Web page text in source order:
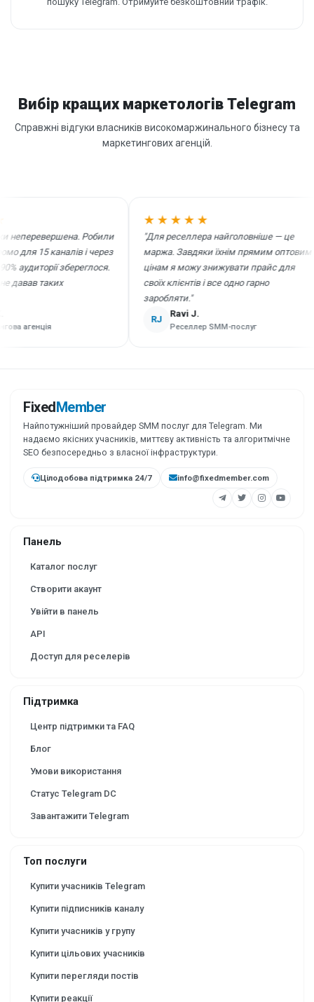
Вибір кращих маркетологів Telegram
Справжні відгуки власників високомаржинального бізнесу та
маркетингових агенцій.
Робили
15 каналів і через
збереглося.
таких
агенція
★★★★★
"Для реселлера найголовніше — це
маржа. Завдяки їхнім прямим оптовим
цінам я можу знижувати прайс для
своїх клієнтів і все одно гарно
заробляти."
Ravi J.
Реселлер SMM-послуг
FixedMember
Найпотужніший провайдер SMM послуг для Telegram. Ми
надаємо якісних учасників, миттєву активність та алгоритмічне
SEO безпосередньо з власної інфраструктури.
Цілодобова підтримка 24/7 info@fixedmember.com
Панель
Каталог послуг
Створити акаунт
Увійти в панель
API
Доступ для реселерів
Підтримка
Центр підтримки та FAQ
Блог
Умови використання
Статус Telegram DC
Завантажити Telegram
Топ послуги
Купити учасників Telegram
Купити підписників каналу
Купити учасників у групу
Купити цільових учасників
Купити перегляди постів
Купити реакції